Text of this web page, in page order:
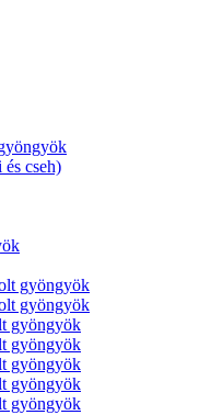
cseh)
gyöngyök
gyöngyök
gyöngyök
gyöngyök
gyöngyök
gyöngyök
gyöngyök